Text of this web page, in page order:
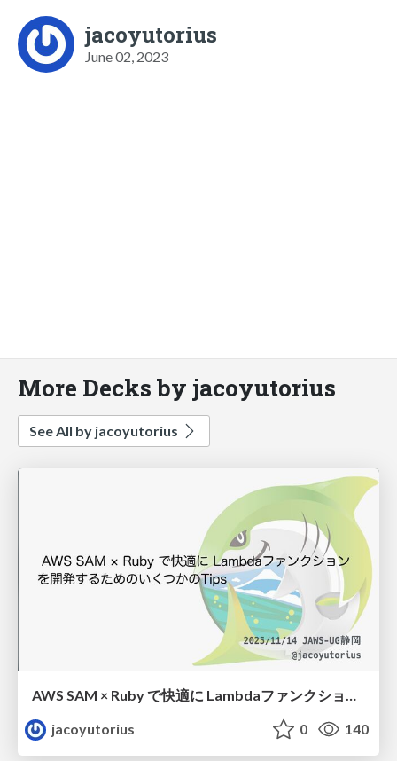
jacoyutorius
June 02, 2023
More Decks by jacoyutorius
See All by jacoyutorius
AWS SAM × Ruby で快適に Lambdaファンクションを開発するためのいくつかのTips
jacoyutorius
0 140